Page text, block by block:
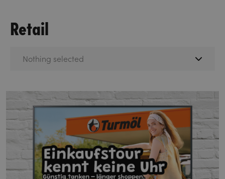
Retail
Nothing selected